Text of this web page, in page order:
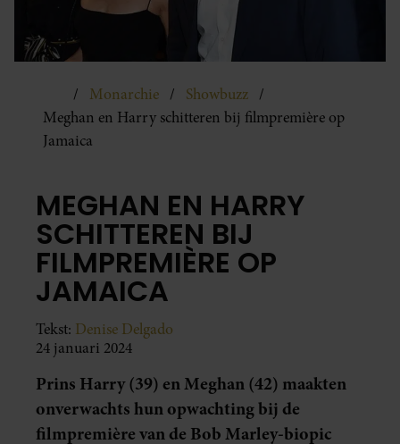
Monarchie
Showbuzz
Meghan en Harry schitteren bij filmpremière op
Jamaica
MEGHAN EN HARRY
SCHITTEREN BIJ
FILMPREMIÈRE OP
JAMAICA
Tekst: Denise Delgado
24 januari 2024
Prins Harry (39) en Meghan (42) maakten
onverwachts hun opwachting bij de
filmpremière van de Bob Marley-biopic